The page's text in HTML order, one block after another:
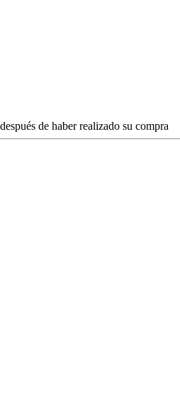
de haber realizado su compra